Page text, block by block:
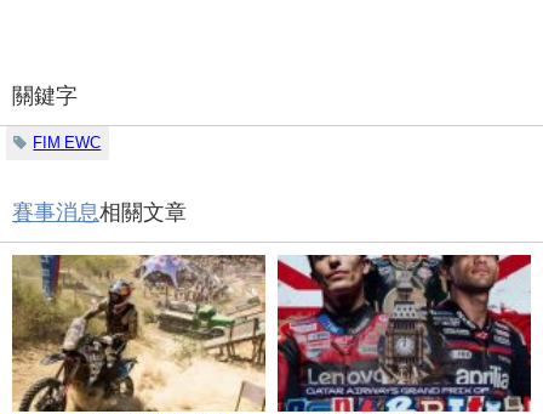
關鍵字
FIM EWC
賽事消息相關文章